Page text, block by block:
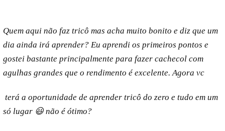
Quem aqui não faz tricô mas acha muito bonito e diz que um
dia ainda irá aprender? Eu aprendi os primeiros pontos e
gostei bastante principalmente para fazer cachecol com
agulhas grandes que o rendimento é excelente. Agora vc
terá a oportunidade de aprender tricô do zero e tudo em um
só lugar 😃 não é ótimo?